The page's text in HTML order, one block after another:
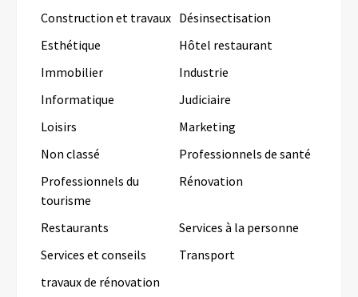
Construction et travaux Désinsectisation
Esthétique
Hôtel restaurant
Immobilier
Industrie
Informatique
Judiciaire
Loisirs
Marketing
Non classé
Professionnels de santé
Professionnels du
tourisme
Rénovation
Restaurants
Services à la personne
Services et conseils
Transport
travaux de rénovation